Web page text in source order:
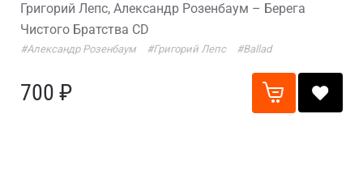
Григорий Лепс, Александр Розенбаум – Берега
Чистого Братства CD
#Александр Розенбаум #Григорий Лепс #Ballad
700 ₽